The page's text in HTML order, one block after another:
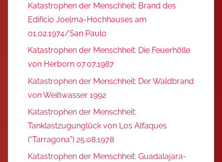
Katastrophen der Menschheit: Brand des
Edifício Joelma-Hochhauses am
01.02.1974/San Paulo
Katastrophen der Menschheit: Die Feuerhölle
von Herborn 07.07.1987
Katastrophen der Menschheit: Der Waldbrand
von Weißwasser 1992
Katastrophen der Menschheit:
Tanklastzugunglück von Los Alfaques
(“Tarragona”) 25.08.1978
Katastrophen der Menschheit: Guadalajara-